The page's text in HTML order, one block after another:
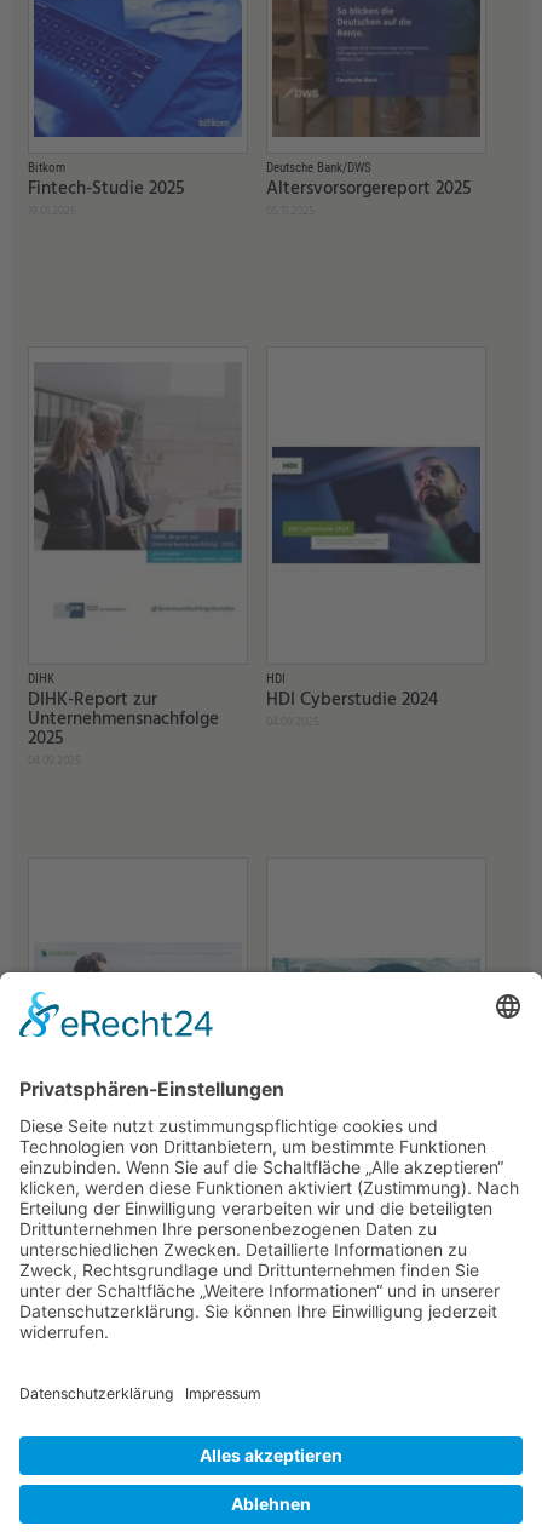
Bitkom
Fintech-Studie 2025
Deutsche Bank/DWS
Altersvorsorgereport 2025
DIHK
DIHK-Report zur
Unternehmensnachfolge
2025
HDI
HDI Cyberstudie 2024
Südvers
Marktmonitor 2025/2026
02.09.2025
Bundesverband Deutscher Leasing-
Unternehmen
Leasing in Deutschland 2025
27.05.2025
NACH OBEN
Alle Rechte vorbehalten: Verlagsgruppe Knapp - Richardi -
Verlag für Absatzwirtschaft
Kontakt AGB Nutzungsbedingungen Datenschutz Impressum